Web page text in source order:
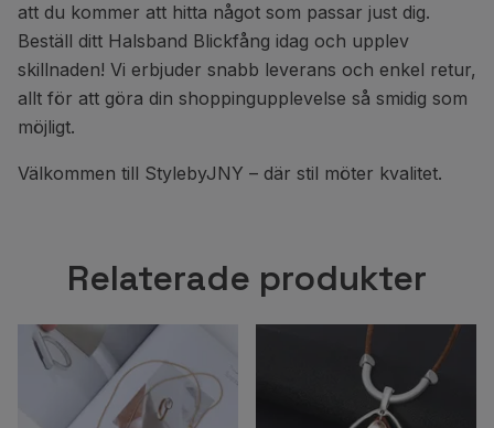
att du kommer att hitta något som passar just dig.
Beställ ditt Halsband Blickfång idag och upplev
skillnaden! Vi erbjuder snabb leverans och enkel retur,
allt för att göra din shoppingupplevelse så smidig som
möjligt.
Välkommen till StylebyJNY – där stil möter kvalitet.
Relaterade produkter